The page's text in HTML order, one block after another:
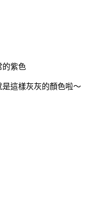
的紫色
這樣灰灰的顏色啦～